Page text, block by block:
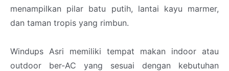
menampilkan pilar batu putih, lantai kayu marmer,
dan taman tropis yang rimbun.
Windups Asri memiliki tempat makan indoor atau
outdoor ber-AC yang sesuai dengan kebutuhan